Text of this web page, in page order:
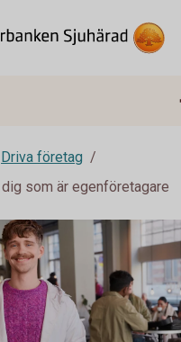
Driva företag
som är egenföretagare